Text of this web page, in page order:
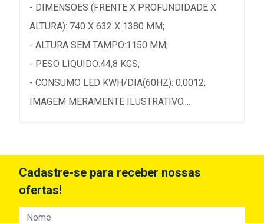
- DIMENSOES (FRENTE X PROFUNDIDADE X
ALTURA): 740 X 632 X 1380 MM;
- ALTURA SEM TAMPO:1150 MM;
- PESO LIQUIDO:44,8 KGS;
- CONSUMO LED KWH/DIA(60HZ): 0,0012;
IMAGEM MERAMENTE ILUSTRATIVO....
Cadastre-se para receber nossas
ofertas!